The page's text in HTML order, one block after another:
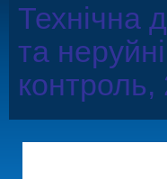
Технічна
та